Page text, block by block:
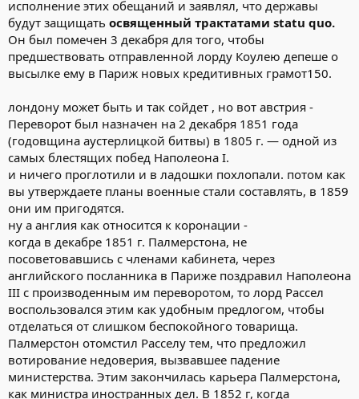
исполнение этих обещаний и заявлял, что державы
будут защищать освященный трактатами statu quo.
Он был помечен 3 декабря для того, чтобы
предшествовать отправленной лорду Коулею депеше о
высылке ему в Париж новых кредитивных грамот150.
лондону может быть и так сойдет , но вот австрия -
Переворот был назначен на 2 декабря 1851 года
(годовщина аустерлицкой битвы) в 1805 г. — одной из
самых блестящих побед Наполеона I.
и ничего проглотили и в ладошки похлопали. потом как
вы утверждаете планы военные стали составлять, в 1859
они им пригодятся.
ну а англия как относится к коронации -
когда в декабре 1851 г. Палмерстона, не
посоветовавшись с членами кабинета, через
английского посланника в Париже поздравил Наполеона
III с производенным им переворотом, то лорд Рассел
воспользовался этим как удобным предлогом, чтобы
отделаться от слишком беспокойного товарища.
Палмерстон отомстил Расселу тем, что предложил
вотирование недоверия, вызвавшее падение
министерства. Этим закончилась карьера Палмерстона,
как министра иностранных дел. В 1852 г, когда